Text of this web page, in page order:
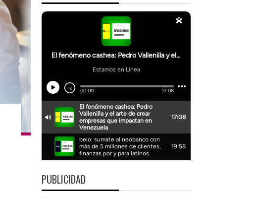
PUBLICIDAD